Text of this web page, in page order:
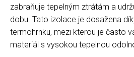
zabraňuje tepelným ztrátám a
dobu. Tato izolace je dosažena
termohrnku, mezi kterou je často
materiál s vysokou tepelnou